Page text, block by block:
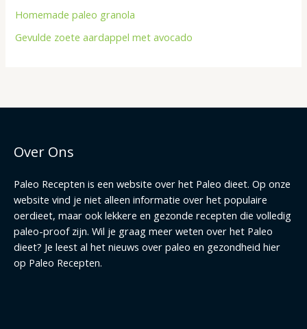
Homemade paleo granola
Gevulde zoete aardappel met avocado
Over Ons
Paleo Recepten is een website over het Paleo dieet. Op onze
website vind je niet alleen informatie over het populaire
oerdieet, maar ook lekkere en gezonde recepten die volledig
paleo-proof zijn. Wil je graag meer weten over het Paleo
dieet? Je leest al het nieuws over paleo en gezondheid hier
op Paleo Recepten.